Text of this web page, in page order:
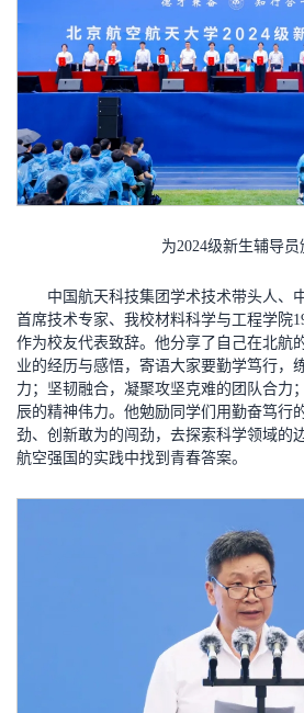
为2024级新生辅导
中国航天科技集团学术技术带头人、
首席技术专家、我校材料科学与工程学院
作为校友代表致辞。他分享了自己在北航
业的经历与感悟，寄语大家要勤学笃行，
力；坚韧融合，凝聚攻坚克难的团队合力
辰的精神伟力。他勉励同学们用勤奋笃行
劲、创新敢为的闯劲，去探索科学领域的
航空强国的实践中找到青春答案。